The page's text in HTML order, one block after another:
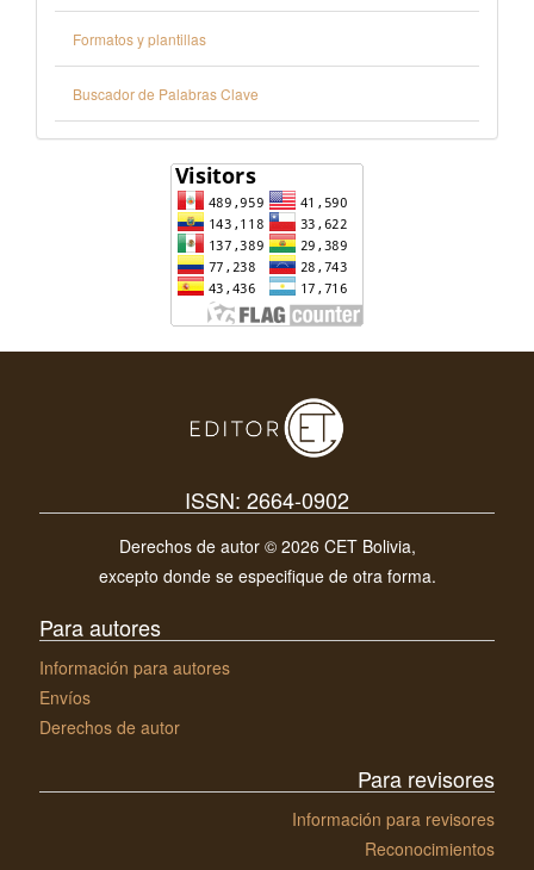
Formatos y plantillas
Buscador de Palabras Clave
ISSN: 2664-0902
Derechos de autor © 2026 CET Bolivia,
excepto donde se especifique de otra forma.
Para autores
Información para autores
Envíos
Derechos de autor
Para revisores
Información para revisores
Reconocimientos